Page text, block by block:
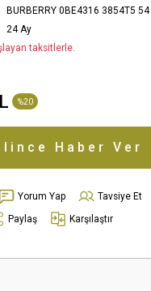
BURBERRY 0BE4316 3854T5 54
24 Ay
taksitlerle.
%20
Haber Ver
Yorum Yap
Tavsiye Et
Paylaş Karşılaştır